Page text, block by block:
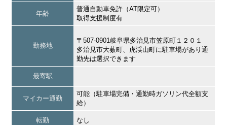
年齢
普通自動車免許（AT限定可）
取得支援制度有
勤務地
〒507-0901岐阜県多治見市笠原町１２０１
多治見市大薮町、虎渓山町に駐車場があり通
勤先は選択できます
最寄駅
マイカー通勤
可能（駐車場完備・通勤時ガソリン代全額支
給）
転勤 なし